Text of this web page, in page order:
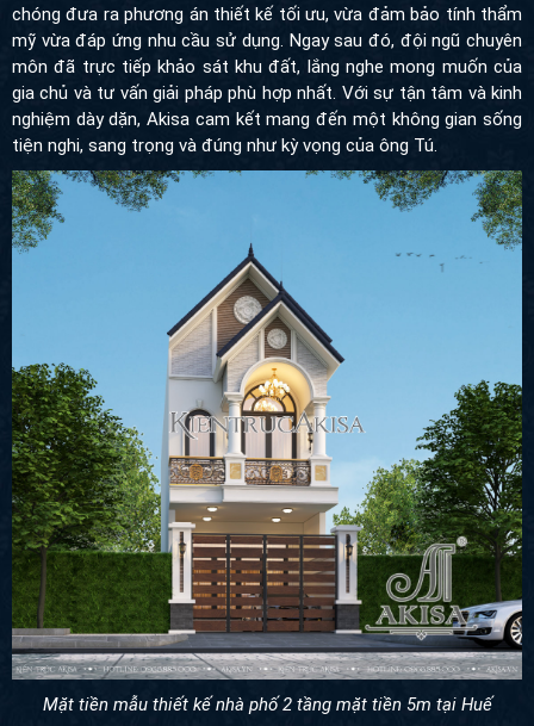
chóng đưa ra phương án thiết kế tối ưu, vừa đảm bảo tính thẩm
mỹ vừa đáp ứng nhu cầu sử dụng. Ngay sau đó, đội ngũ chuyên
môn đã trực tiếp khảo sát khu đất, lắng nghe mong muốn của
gia chủ và tư vấn giải pháp phù hợp nhất. Với sự tận tâm và kinh
nghiệm dày dặn, Akisa cam kết mang đến một không gian sống
tiện nghi, sang trọng và đúng như kỳ vọng của ông Tú.
Mặt tiền mẫu thiết kế nhà phố 2 tầng mặt tiền 5m tại Huế